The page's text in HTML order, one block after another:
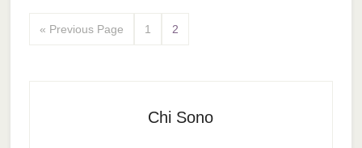
« Previous Page 1 2
Chi Sono